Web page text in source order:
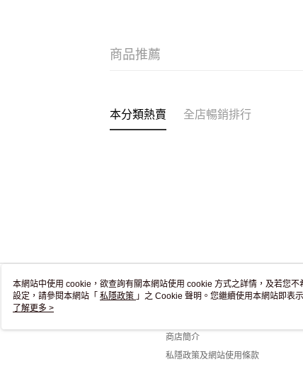
商品推薦
本分類熱賣 全店暢銷排行
關於我們
商店簡介
私隱政策及網站使用條款
本網站中使用 cookie，欲查詢有關本網站使用 cookie 方式之詳情，及若您
設定，請參閱本網站「 私隱政策 」之 Cookie 聲明。您繼續使用本網站即表
用 cookie。
了解更多 >